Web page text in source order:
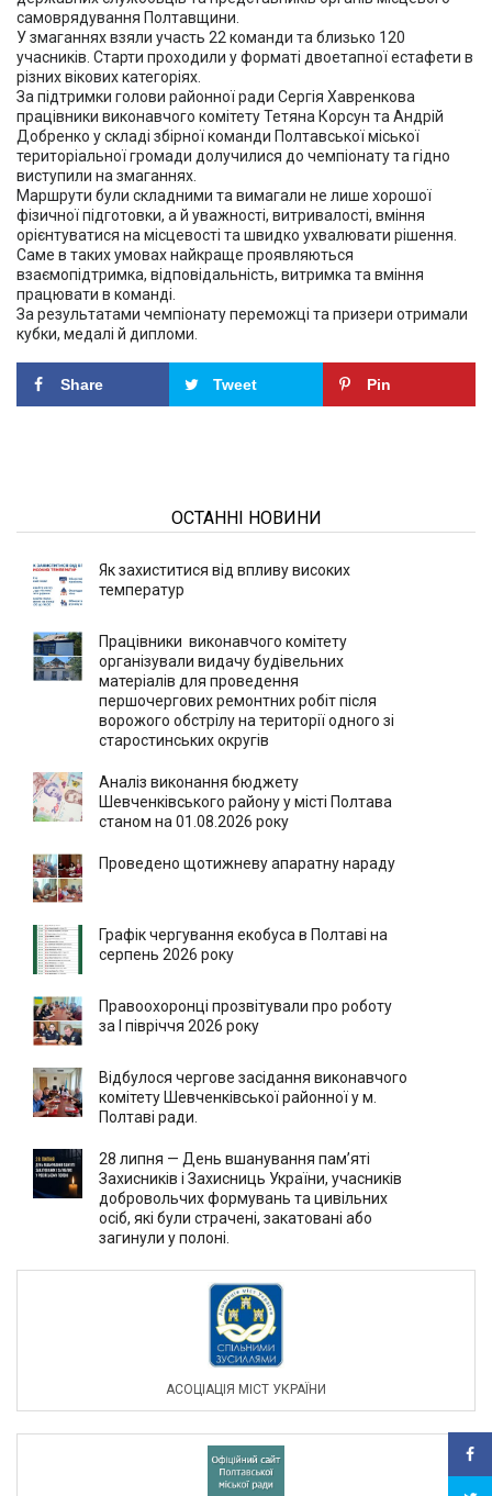
самоврядування Полтавщини.
У змаганнях взяли участь 22 команди та близько 120
учасників. Старти проходили у форматі двоетапної естафети в
різних вікових категоріях.
За підтримки голови районної ради Сергія Хавренкова
працівники виконавчого комітету Тетяна Корсун та Андрій
Добренко у складі збірної команди Полтавської міської
територіальної громади долучилися до чемпіонату та гідно
виступили на змаганнях.
Маршрути були складними та вимагали не лише хорошої
фізичної підготовки, а й уважності, витривалості, вміння
орієнтуватися на місцевості та швидко ухвалювати рішення.
Саме в таких умовах найкраще проявляються
взаємопідтримка, відповідальність, витримка та вміння
працювати в команді.
За результатами чемпіонату переможці та призери отримали
кубки, медалі й дипломи.
Share Tweet Pin
ОСТАННІ НОВИНИ
Як захиститися від впливу високих
температур
Працівники виконавчого комітету
організували видачу будівельних
матеріалів для проведення
першочергових ремонтних робіт після
ворожого обстрілу на території одного зі
старостинських округів
Аналіз виконання бюджету
Шевченківського району у місті Полтава
станом на 01.08.2026 року
Проведено щотижневу апаратну нараду
Графік чергування екобуса в Полтаві на
серпень 2026 року
Правоохоронці прозвітували про роботу
за І півріччя 2026 року
Відбулося чергове засідання виконавчого
комітету Шевченківської районної у м.
Полтаві ради.
28 липня — День вшанування пам’яті
Захисників і Захисниць України, учасників
добровольчих формувань та цивільних
осіб, які були страчені, закатовані або
загинули у полоні.
АСОЦIАЦIЯ МIСТ УКРАЇНИ